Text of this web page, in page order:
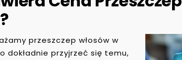
przeszczep włosów w
dokładnie przyjrzeć się temu,